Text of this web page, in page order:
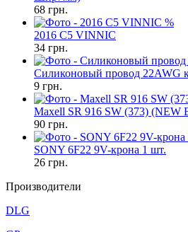
68 грн.
%
2016 C5 VINNIC
34 грн.
Силиконовый провод 22AWG
9 грн.
Maxell SR 916 SW (373) (NEW
90 грн.
SONY 6F22 9V-крона 1 шт.
26 грн.
Производители
DLG